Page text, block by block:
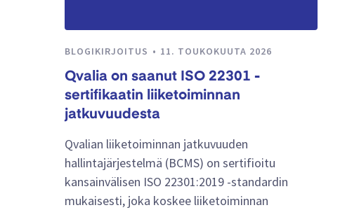
BLOGIKIRJOITUS 11. TOUKOKUUTA 2026
Qvalia on saanut ISO 22301 -
sertifikaatin liiketoiminnan
jatkuvuudesta
Qvalian liiketoiminnan jatkuvuuden
hallintajärjestelmä (BCMS) on sertifioitu
kansainvälisen ISO 22301:2019 -standardin
mukaisesti, joka koskee liiketoiminnan